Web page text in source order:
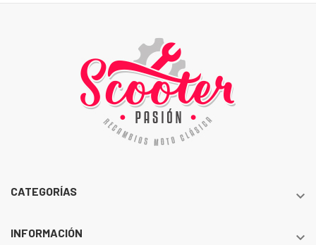
CATEGORÍAS 
INFORMACIÓN 